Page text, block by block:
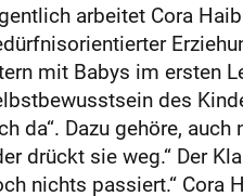
arbeitet Cora
mit Babys im ersten
des
da“. Dazu gehöre,
drückt sie weg.“ Der
nichts passiert.“ Cora